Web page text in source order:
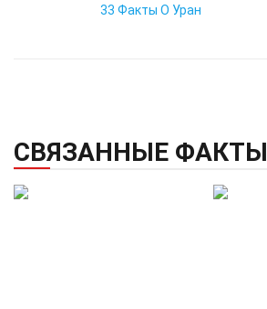
33 Факты О Уран
СВЯЗАННЫЕ ФАКТЫ